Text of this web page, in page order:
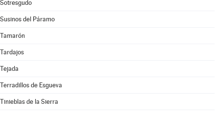
Sotresgudo
Susinos del Páramo
Tamarón
Tardajos
Tejada
Terradillos de Esgueva
Tinieblas de la Sierra